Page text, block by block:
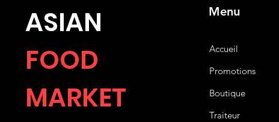
ASIAN
FOOD
MARKET
Menu
Accueil
Promotions
Boutique
Traiteur